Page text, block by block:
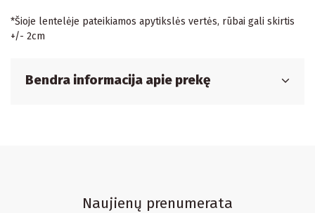
*Šioje lentelėje pateikiamos apytikslės vertės, rūbai gali skirtis
+/- 2cm
Bendra informacija apie prekę
Naujienų prenumerata